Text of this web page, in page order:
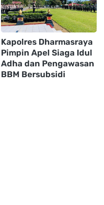
Kapolres Dharmasraya
Pimpin Apel Siaga Idul
Adha dan Pengawasan
BBM Bersubsidi